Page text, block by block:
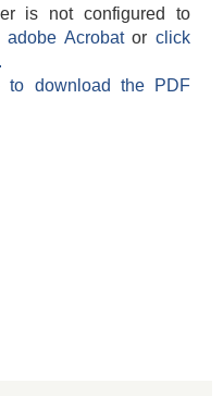
is not configured to
adobe Acrobatorclick
to download the PDF